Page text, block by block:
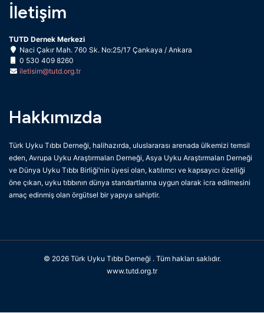
İletişim
TUTD Dernek Merkezi
Naci Çakır Mah. 760 Sk. No:25/17 Çankaya / Ankara
0 530 409 8260
iletisim@tutd.org.tr
Hakkımızda
Türk Uyku Tıbbı Derneği, halihazırda, uluslararası arenada ülkemizi temsil
eden, Avrupa Uyku Araştırmaları Derneği, Asya Uyku Araştırmaları Derneği
ve Dünya Uyku Tıbbı Birliği’nin üyesi olan, katılımcı ve kapsayıcı özelliği
öne çıkan, uyku tıbbının dünya standartlarına uygun olarak icra edilmesini
amaç edinmiş olan örgütsel bir yapıya sahiptir.
© 2026 Türk Uyku Tıbbı Derneği . Tüm hakları saklıdır.
www.tutd.org.tr